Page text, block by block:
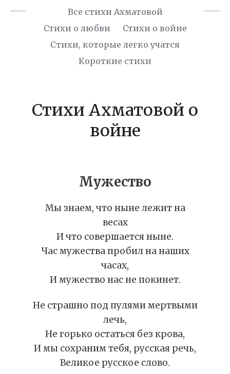
Все стихи Ахматовой
Стихи о любви
Стихи о войне
Cтихи, которые легко учатся
Короткие стихи
Стихи Ахматовой о
войне
Мужество
Мы знаем, что ныне лежит на
весах
И что совершается ныне.
Час мужества пробил на наших
часах,
И мужество нас не покинет.
Не страшно под пулями мертвыми
лечь,
Не горько остаться без крова,
И мы сохраним тебя, русская речь,
Великое русское слово.